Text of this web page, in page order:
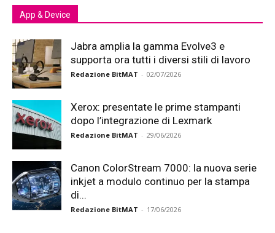
App & Device
Jabra amplia la gamma Evolve3 e
supporta ora tutti i diversi stili di lavoro
Redazione BitMAT - 02/07/2026
Xerox: presentate le prime stampanti
dopo l’integrazione di Lexmark
Redazione BitMAT - 29/06/2026
Canon ColorStream 7000: la nuova serie
inkjet a modulo continuo per la stampa
di...
Redazione BitMAT - 17/06/2026